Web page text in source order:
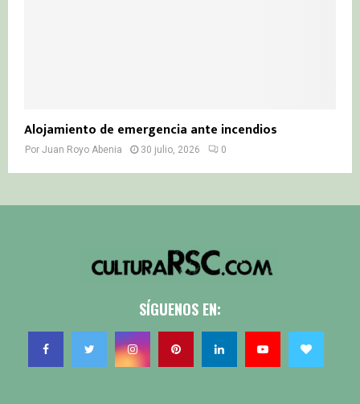
Alojamiento de emergencia ante incendios
Por Juan Royo Abenia 30 julio, 2026 0
SÍGUENOS EN: